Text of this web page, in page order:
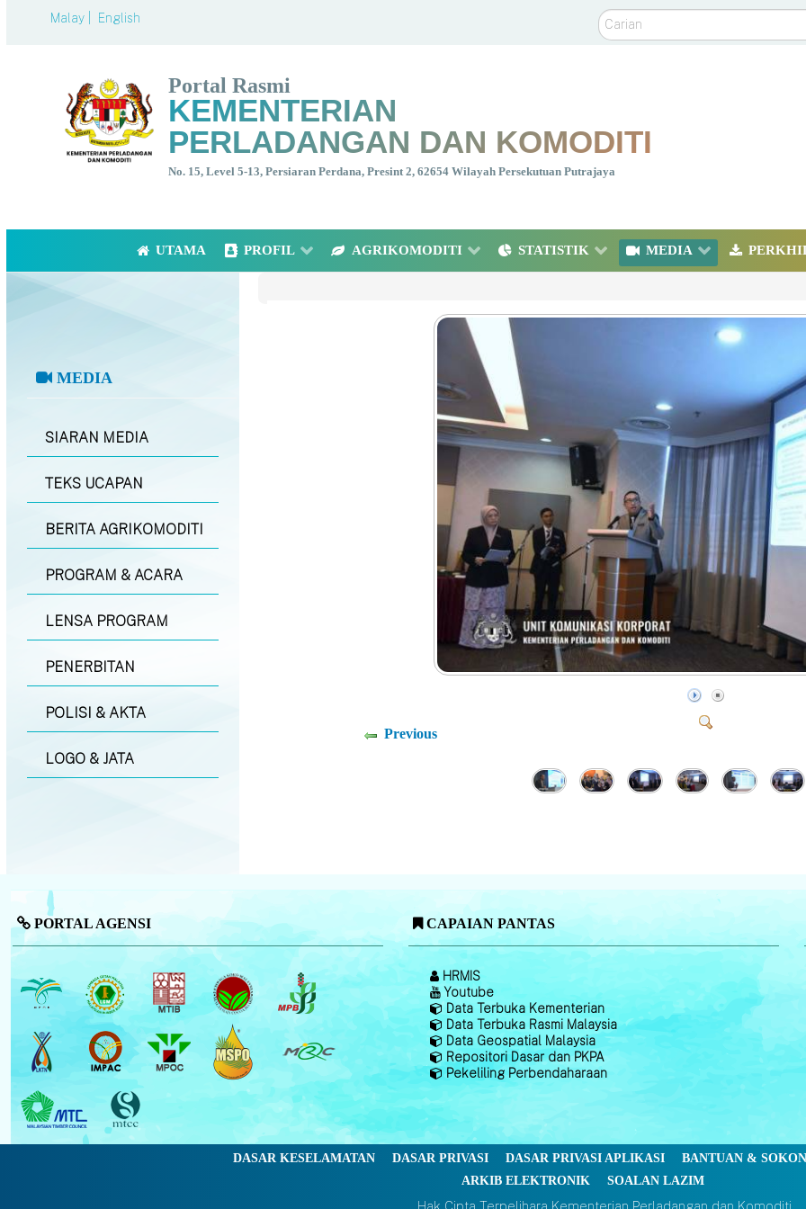
Malay | English Carian
Portal Rasmi
KEMENTERIAN
PERLADANGAN DAN KOMODITI
No. 15, Level 5-13, Persiaran Perdana, Presint 2, 62654 Wilayah Persekutuan Putrajaya
UTAMA PROFIL AGRIKOMODITI STATISTIK MEDIA
MEDIA
SIARAN MEDIA
TEKS UCAPAN
BERITA AGRIKOMODITI
PROGRAM & ACARA
LENSA PROGRAM
PENERBITAN
POLISI & AKTA
LOGO & JATA
Previous
PORTAL AGENSI CAPAIAN PANTAS
HRMIS
Youtube
Data Terbuka Kementerian
Data Terbuka Rasmi Malaysia
Data Geospatial Malaysia
Repositori Dasar dan PKPA
Pekeliling Perbendaharaan
DASAR KESELAMATAN DASAR PRIVASI DASAR PRIVASI APLIKASI
BANTUAN &
ARKIB ELEKTRONIK
SOALAN LAZIM
Hak Cipta Terpelihara Kementerian Perladangan dan Komoditi